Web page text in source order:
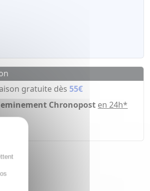
gratuite dès 55€
Chronopost en 24h*